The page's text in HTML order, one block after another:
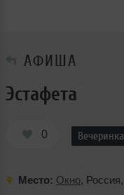
АФИША
Эстафета
0 Вечеринка
Место: Окно, Россия,